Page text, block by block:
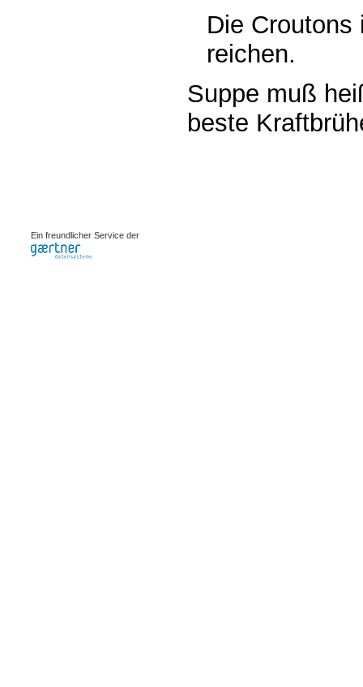
Die Croutons
reichen.
Suppe muß
beste
Ein freundlicher Service der